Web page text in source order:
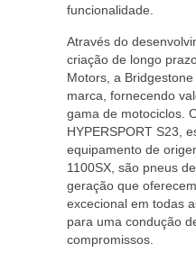
funcionalidade.
Através do
criação de longo
Motors, a
marca, fornecendo
gama de motociclos.
HYPERSPORT S23,
equipamento de
1100SX, são pneus
geração que
excecional em todas
para uma condução
compromissos.